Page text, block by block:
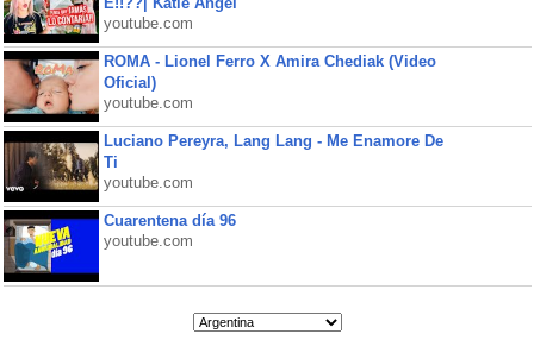
youtube.com
ROMA - Lionel Ferro X Amira Chediak (Video
Oficial)
youtube.com
Luciano Pereyra, Lang Lang - Me Enamore De
Ti
youtube.com
Cuarentena día 96
youtube.com